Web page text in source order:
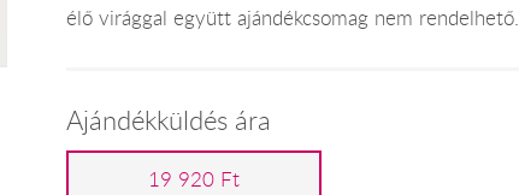
élő virággal együtt ajándékcsomag nem rendelhető.
Ajándékküldés ára
19 920 Ft